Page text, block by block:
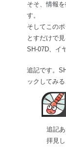
そそ、情報
す。
そしてこの
とすだけで
SH-07D、イ
追記です。
ックしてみ
追記
拝見